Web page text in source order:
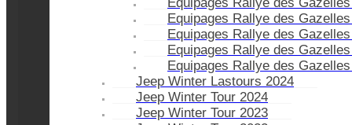
Equipages Rallye des
Equipages Rallye des
Equipages Rallye des
Equipages Rallye des
Equipages Rallye des
Jeep Winter Lastours 2024
Jeep Winter Tour 2024
Jeep Winter Tour 2023